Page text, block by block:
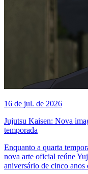
16 de jul. de 2026
Jujutsu Kaisen: Nova
temporada
Enquanto a quarta
nova arte oficial reúne
aniversário de cinco